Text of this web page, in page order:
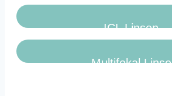
ICL Linsen
Multifokal Linse